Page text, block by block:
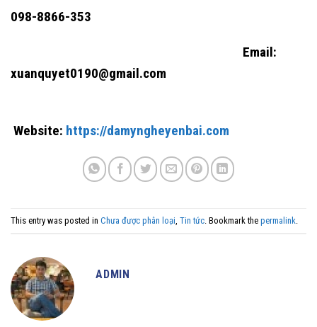
098-8866-353
Email:
xuanquyet0190@gmail.com
Website: https://damyngheyenbai.com
This entry was posted in Chưa được phân loại Tin tức . Bookmark the permalink
ADMIN